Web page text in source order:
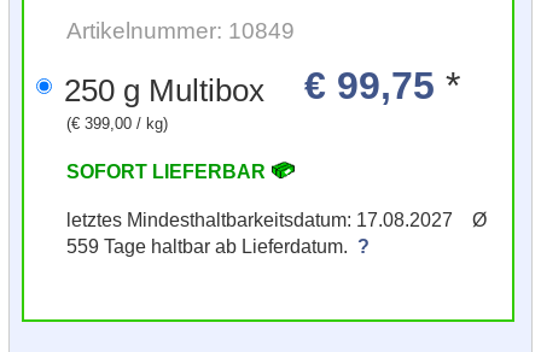
Artikelnummer: 10849
250 g Multibox € 99,75 *
(€ 399,00 / kg)
SOFORT LIEFERBAR
letztes Mindesthaltbarkeitsdatum: 17.08.2027 Ø
559 Tage haltbar ab Lieferdatum. ?